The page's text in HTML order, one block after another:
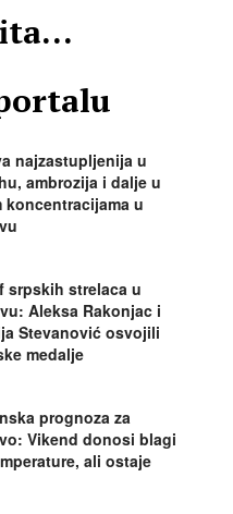
najzastupljenija u
ambrozija i dalje u
koncentracijama u
srpskih strelaca u
Aleksa Rakonjac i
Stevanović osvojili
medalje
prognoza za
Vikend donosi blagi
ali ostaje